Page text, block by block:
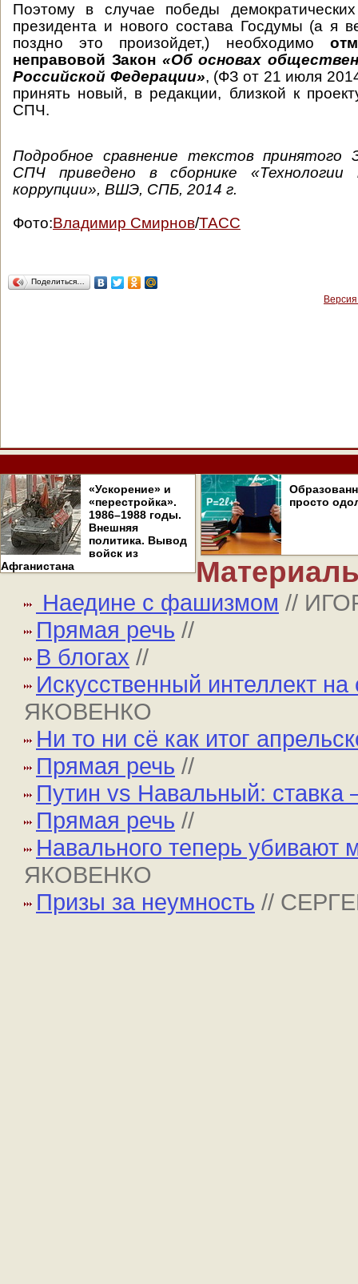
Поэтому в случае победы
президента и нового состава Госдумы (а я
поздно это произойдет,) необходимо
неправовой Закон «Об основах
Российской Федерации», (ФЗ от 21 июля
принять новый, в редакции, близкой к
СПЧ.
Подробное сравнение текстов принятого
СПЧ приведено в сборнике «Технологии
коррупции», ВШЭ, СПБ, 2014 г.
Фото:Владимир Смирнов/ТАСС
Поделиться…
«Ускорение» и
«перестройка».
1986–1988 годы.
Внешняя
политика. Вывод
войск из
Афганистана
просто
Наедине с фашизмом //
Прямая речь //
В блогах //
Искусственный интеллект
ЯКОВЕНКО
Ни то ни сё как итог
Прямая речь //
Путин vs Навальный: ставка
Прямая речь //
Навального теперь убивают
ЯКОВЕНКО
Призы за неумность //